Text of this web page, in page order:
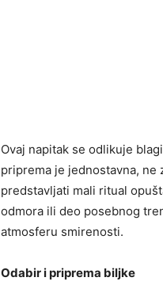
Ovaj napitak se odlikuje
priprema je jednostavna, ne
predstavljati mali ritual
odmora ili deo posebnog
atmosferu smirenosti.
Odabir i priprema biljke